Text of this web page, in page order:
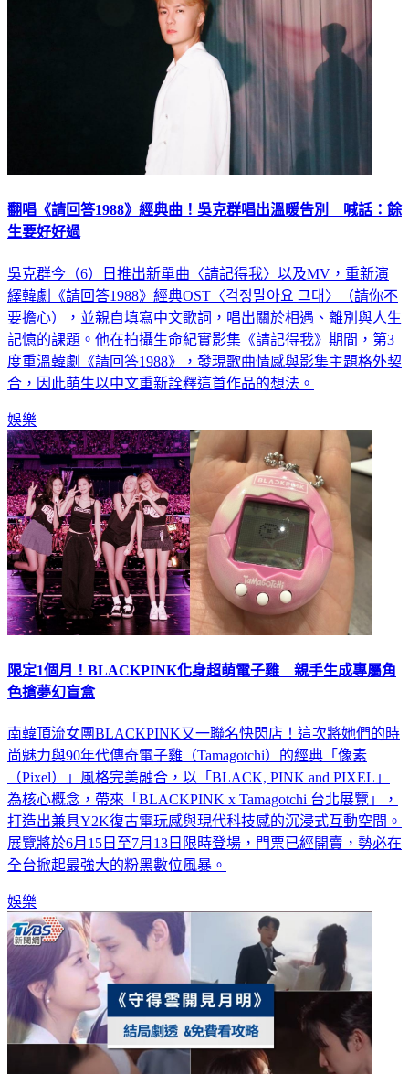
翻唱《請回答1988》經典曲！吳克群唱出溫暖告別 喊話：餘
生要好好過
吳克群今（6）日推出新單曲〈請記得我〉以及MV，重新演
繹韓劇《請回答1988》經典OST〈걱정말아요 그대〉（請你不
要擔心），並親自填寫中文歌詞，唱出關於相遇、離別與人生
記憶的課題。他在拍攝生命紀實影集《請記得我》期間，第3
度重溫韓劇《請回答1988》，發現歌曲情感與影集主題格外契
合，因此萌生以中文重新詮釋這首作品的想法。
娛樂
限定1個月！BLACKPINK化身超萌電子雞 親手生成專屬角
色搶夢幻盲盒
南韓頂流女團BLACKPINK又一聯名快閃店！這次將她們的時
尚魅力與90年代傳奇電子雞（Tamagotchi）的經典「像素
（Pixel）」風格完美融合，以「BLACK, PINK and PIXEL」
為核心概念，帶來「BLACKPINK x Tamagotchi 台北展覽」，
打造出兼具Y2K復古電玩感與現代科技感的沉浸式互動空間。
展覽將於6月15日至7月13日限時登場，門票已經開賣，勢必在
全台掀起最強大的粉黑數位風暴。
娛樂